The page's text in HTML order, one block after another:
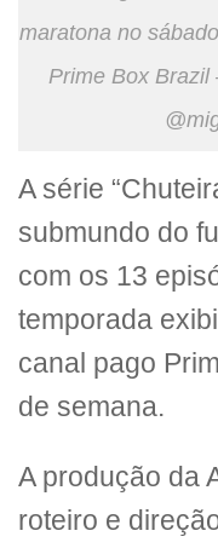
maratona no
Prime Box Brazil
A série
submundo do
com os 13
temporada
canal pago
de semana.
A produção da
roteiro e